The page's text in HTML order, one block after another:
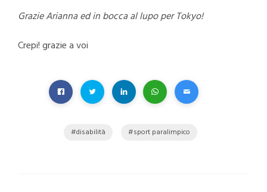
Grazie Arianna ed in bocca al lupo per Tokyo!
Crepi! grazie a voi
disabilità sport paralimpico